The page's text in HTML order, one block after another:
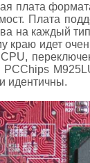
плата
Плата
на каждый
краю идет
идентичны.